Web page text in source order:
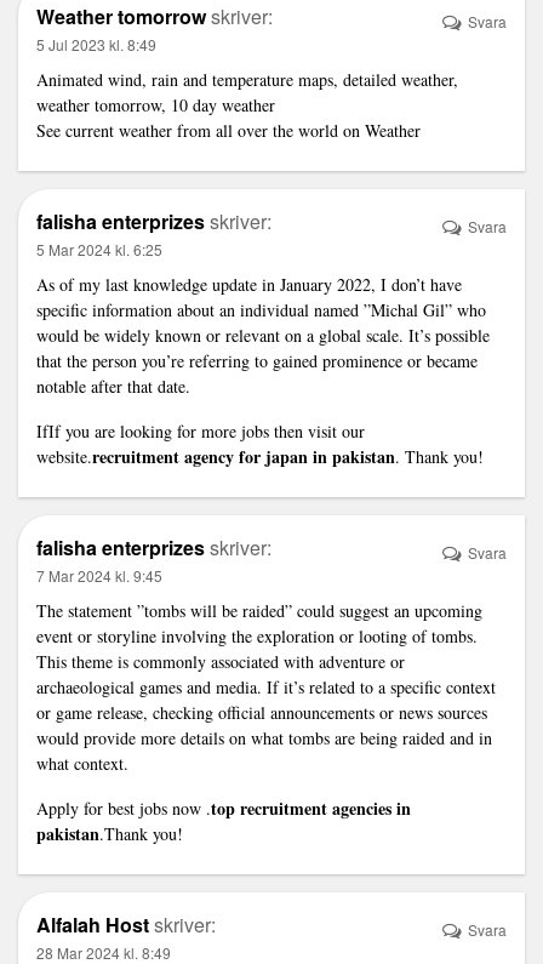
Weather tomorrowskriver:
5 Jul 2023 kl. 8:49
Animated wind, rain and temperature maps, detailed weather,
weather tomorrow, 10 day weather
See current weather from all over the world on Weather
Svara
falisha enterprizesskriver:
5 Mar 2024 kl. 6:25
As of my last knowledge update in January 2022, I don’t have
specific information about an individual named ”Michal Gil” who
would be widely known or relevant on a global scale. It’s possible
that the person you’re referring to gained prominence or became
notable after that date.
IfIf you are looking for more jobs then visit our
website.recruitment agency for japan in pakistan. Thank you!
Svara
falisha enterprizesskriver:
7 Mar 2024 kl. 9:45
The statement ”tombs will be raided” could suggest an upcoming
event or storyline involving the exploration or looting of tombs.
This theme is commonly associated with adventure or
archaeological games and media. If it’s related to a specific context
or game release, checking official announcements or news sources
would provide more details on what tombs are being raided and in
what context.
Apply for best jobs now .top recruitment agencies in
pakistan.Thank you!
Svara
Alfalah Hostskriver:
28 Mar 2024 kl. 8:49
Svara